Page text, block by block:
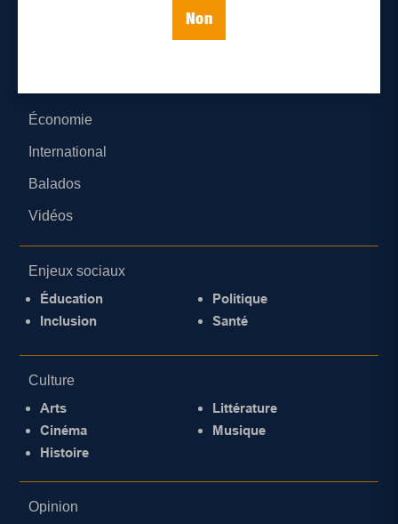
Non
Économie
International
Balados
Vidéos
Enjeux sociaux
Éducation
Inclusion
Politique
Santé
Culture
Arts
Cinéma
Histoire
Littérature
Musique
Opinion